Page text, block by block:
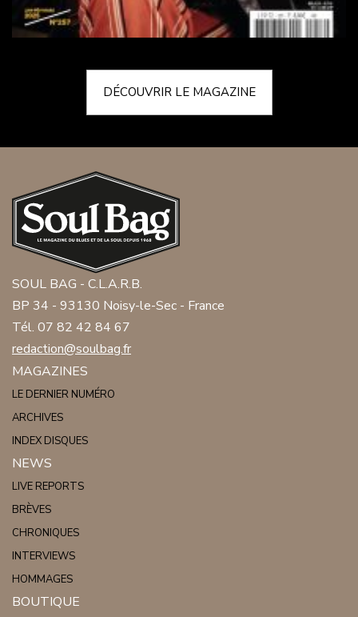
DÉCOUVRIR LE MAGAZINE
SOUL BAG - C.L.A.R.B.
BP 34 - 93130 Noisy-le-Sec - France
Tél. 07 82 42 84 67
redaction@soulbag.fr
MAGAZINES
LE DERNIER NUMÉRO
ARCHIVES
INDEX DISQUES
NEWS
LIVE REPORTS
BRÈVES
CHRONIQUES
INTERVIEWS
HOMMAGES
BOUTIQUE